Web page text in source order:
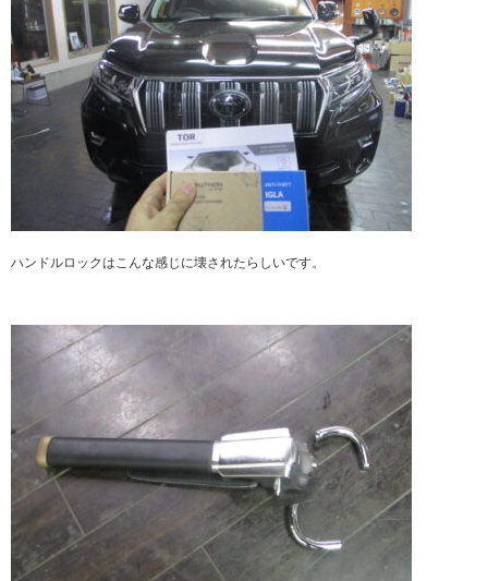
ハンドルロックはこんな感じに壊されたらしいです。